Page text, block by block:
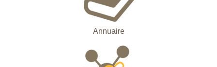
Annuaire